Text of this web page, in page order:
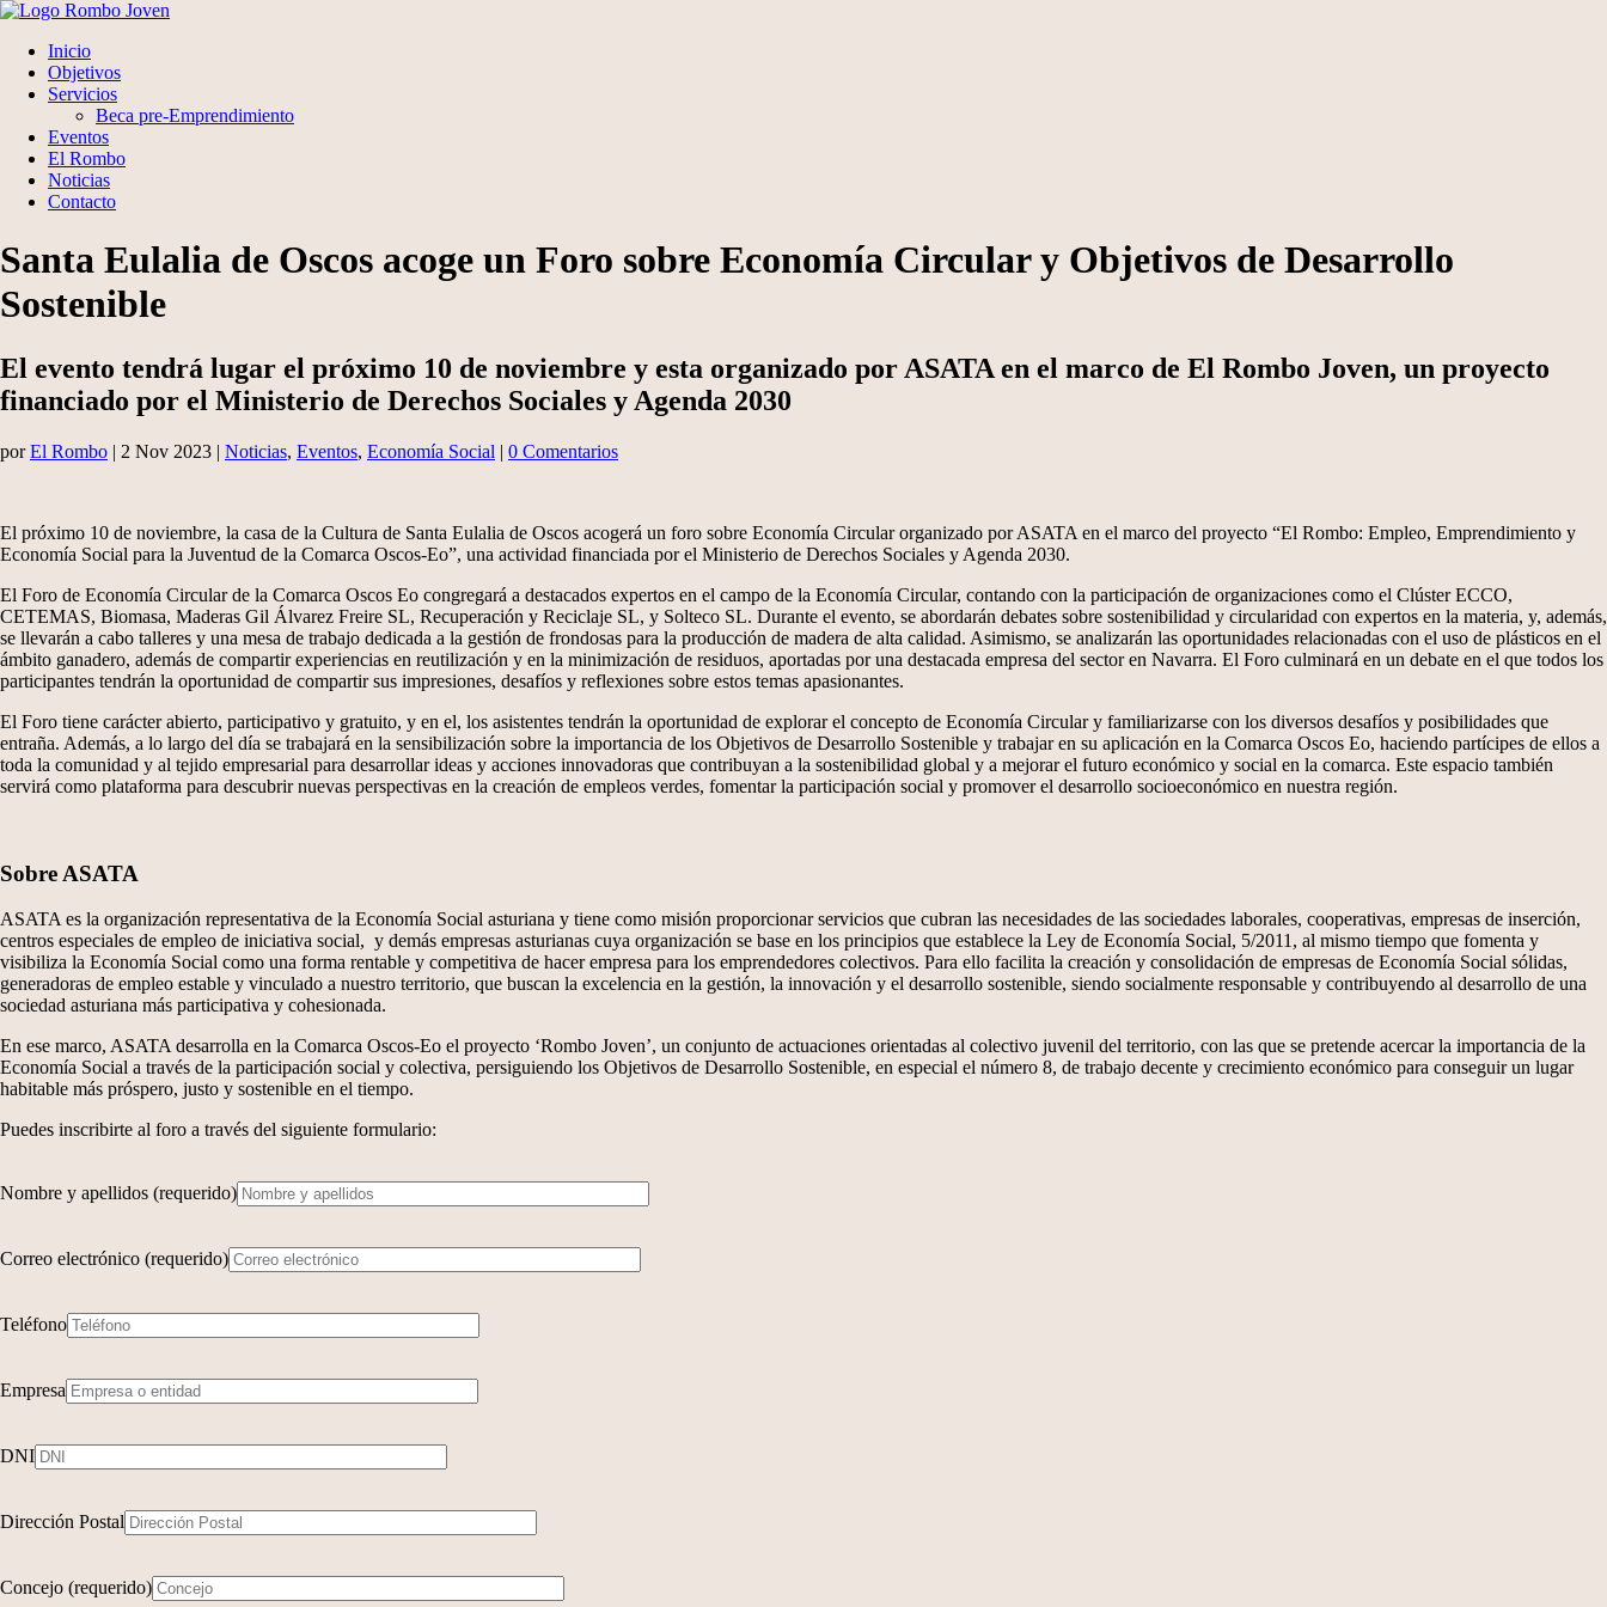
Inicio
Objetivos
Servicios
Beca pre-Emprendimiento
Eventos
El Rombo
Noticias
Contacto
Santa Eulalia de Oscos acoge un Foro sobre Economía Circular y Objetivos de Desarrollo
Sostenible
El evento tendrá lugar el próximo 10 de noviembre y esta organizado por ASATA en el marco de El Rombo Joven, un proyecto
financiado por el Ministerio de Derechos Sociales y Agenda 2030
porEl Rombo | 2 Nov 2023 | Noticias, Eventos, Economía Social | 0 Comentarios
El próximo 10 de noviembre, la casa de la Cultura de Santa Eulalia de Oscos acogerá un foro sobre Economía Circular organizado por ASATA en el marco del proyecto “El Rombo: Empleo, Emprendimiento y
Economía Social para la Juventud de la Comarca Oscos-Eo”, una actividad financiada por el Ministerio de Derechos Sociales y Agenda 2030.
El Foro de Economía Circular de la Comarca Oscos Eo congregará a destacados expertos en el campo de la Economía Circular, contando con la participación de organizaciones como el Clúster ECCO,
CETEMAS, Biomasa, Maderas Gil Álvarez Freire SL, Recuperación y Reciclaje SL, y Solteco SL. Durante el evento, se abordarán debates sobre sostenibilidad y circularidad con expertos en la materia, y, además,
se llevarán a cabo talleres y una mesa de trabajo dedicada a la gestión de frondosas para la producción de madera de alta calidad. Asimismo, se analizarán las oportunidades relacionadas con el uso de plásticos en el
ámbito ganadero, además de compartir experiencias en reutilización y en la minimización de residuos, aportadas por una destacada empresa del sector en Navarra. El Foro culminará en un debate en el que todos los
participantes tendrán la oportunidad de compartir sus impresiones, desafíos y reflexiones sobre estos temas apasionantes.
El Foro tiene carácter abierto, participativo y gratuito, y en el, los asistentes tendrán la oportunidad de explorar el concepto de Economía Circular y familiarizarse con los diversos desafíos y posibilidades que
entraña. Además, a lo largo del día se trabajará en la sensibilización sobre la importancia de los Objetivos de Desarrollo Sostenible y trabajar en su aplicación en la Comarca Oscos Eo, haciendo partícipes de ellos a
toda la comunidad y al tejido empresarial para desarrollar ideas y acciones innovadoras que contribuyan a la sostenibilidad global y a mejorar el futuro económico y social en la comarca. Este espacio también
servirá como plataforma para descubrir nuevas perspectivas en la creación de empleos verdes, fomentar la participación social y promover el desarrollo socioeconómico en nuestra región.
Sobre ASATA
ASATA es la organización representativa de la Economía Social asturiana y tiene como misión proporcionar servicios que cubran las necesidades de las sociedades laborales, cooperativas, empresas de inserción,
centros especiales de empleo de iniciativa social, y demás empresas asturianas cuya organización se base en los principios que establece la Ley de Economía Social, 5/2011, al mismo tiempo que fomenta y
visibiliza la Economía Social como una forma rentable y competitiva de hacer empresa para los emprendedores colectivos. Para ello facilita la creación y consolidación de empresas de Economía Social sólidas,
generadoras de empleo estable y vinculado a nuestro territorio, que buscan la excelencia en la gestión, la innovación y el desarrollo sostenible, siendo socialmente responsable y contribuyendo al desarrollo de una
sociedad asturiana más participativa y cohesionada.
En ese marco, ASATA desarrolla en la Comarca Oscos-Eo el proyecto ‘Rombo Joven’, un conjunto de actuaciones orientadas al colectivo juvenil del territorio, con las que se pretende acercar la importancia de la
Economía Social a través de la participación social y colectiva, persiguiendo los Objetivos de Desarrollo Sostenible, en especial el número 8, de trabajo decente y crecimiento económico para conseguir un lugar
habitable más próspero, justo y sostenible en el tiempo.
Puedes inscribirte al foro a través del siguiente formulario:
Nombre y apellidos (requerido)
Correo electrónico (requerido)
Teléfono
Empresa
DNI
Dirección Postal
Concejo (requerido)